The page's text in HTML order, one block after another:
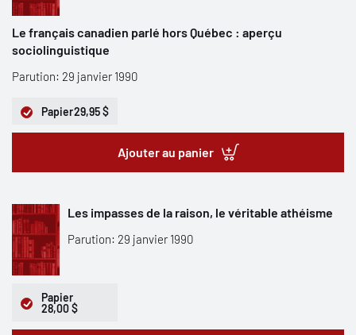
Le français canadien parlé hors Québec : aperçu
sociolinguistique
Parution: 29 janvier 1990
Papier29,95 $
Ajouter au panier
Les impasses de la raison, le véritable athéisme
Parution: 29 janvier 1990
Papier
28,00 $